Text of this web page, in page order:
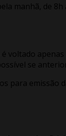
manhã, de
voltado
se
para emissão